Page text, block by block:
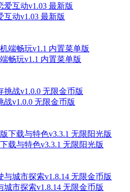
动v1.03 最新版
畅玩v1.1 内置菜单版
v1.0.0 无限金币版
载与特色v3.3.1 无限阳光版
城市探索v1.8.14 无限金币版